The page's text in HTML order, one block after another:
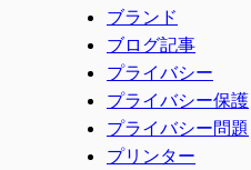
ブランド
ブログ記事
プライバシー
プライバシー保護
プライバシー問題
プリンター